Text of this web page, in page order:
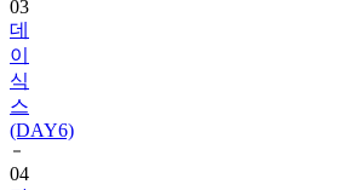
이
식
스
(DAY6)
04
라
이